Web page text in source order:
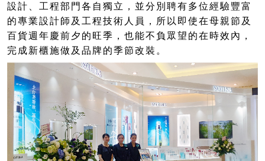
設計、工程部門各自獨立，並分別聘有多位經驗豐富
的專業設計師及工程技術人員，所以即使在母親節及
百貨週年慶前夕的旺季，也能不負眾望的在時效內，
完成新櫃施做及品牌的季節改裝。